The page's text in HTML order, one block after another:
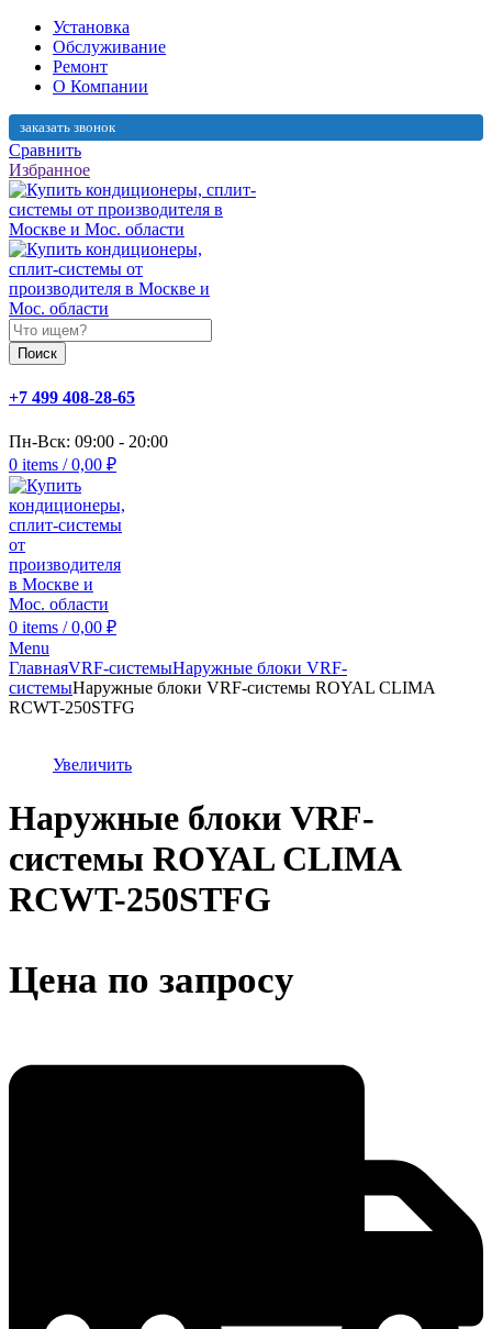
Установка
Обслуживание
Ремонт
О Компании
заказать звонок
Сравнить
Избранное
Поиск
+7 499 408-28-65
Пн-Вск: 09:00 - 20:00
0 items / 0,00 ₽
0 items / 0,00 ₽
Menu
ГлавнаяVRF-системыНаружные блоки VRF-
системыНаружные блоки VRF-системы ROYAL CLIMA
RCWT-250STFG
Увеличить
Наружные блоки VRF-
системы ROYAL CLIMA
RCWT-250STFG
Цена по запросу